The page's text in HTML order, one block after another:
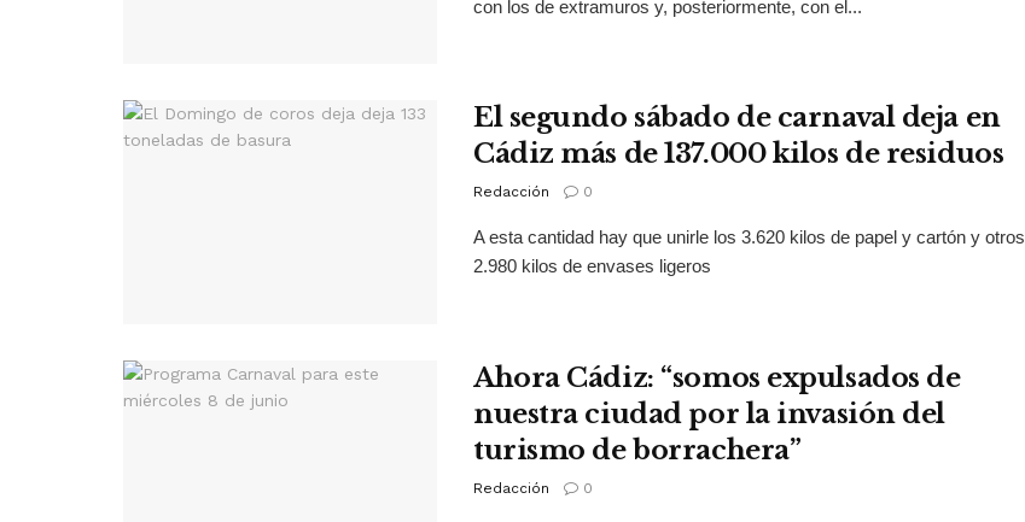
con los de extramuros y, posteriormente, con el...
El segundo sábado de carnaval deja en
Cádiz más de 137.000 kilos de residuos
Redacción 0
A esta cantidad hay que unirle los 3.620 kilos de papel y cartón y otros
2.980 kilos de envases ligeros
Ahora Cádiz: “somos expulsados de
nuestra ciudad por la invasión del
turismo de borrachera”
Redacción 0